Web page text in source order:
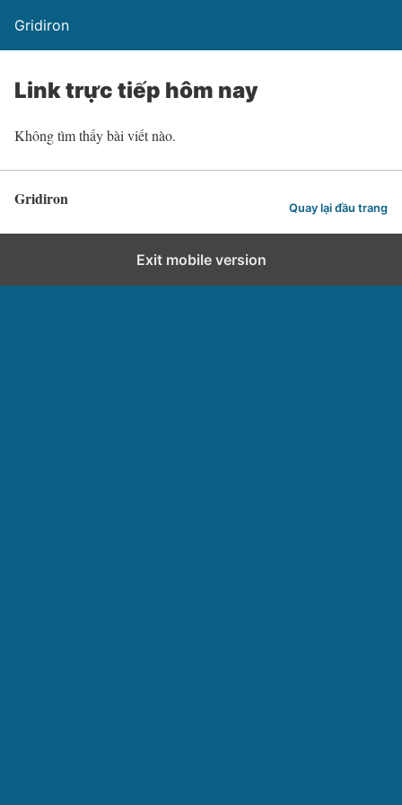
Gridiron
Link trực tiếp hôm nay
Không tìm thấy bài viết nào.
Gridiron Quay lại đầu trang
Exit mobile version